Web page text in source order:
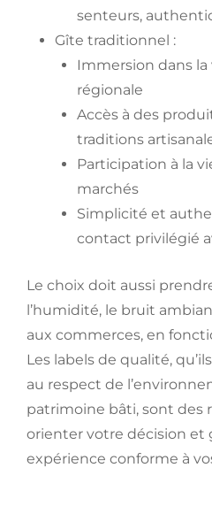
senteurs,
Gîte traditionnel :
Immersion dans
régionale
Accès à des
traditions
Participation à la
marchés
Simplicité et
contact privilégié
Le choix doit aussi
l’humidité, le bruit
aux commerces, en
Les labels de qualité,
au respect de
patrimoine bâti, sont des
orienter votre décision et
expérience conforme à